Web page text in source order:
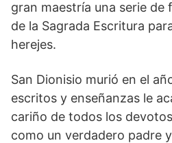
gran maestría una serie de
de la Sagrada Escritura
herejes.
San Dionisio murió en el
escritos y enseñanzas le
cariño de todos los
como un verdadero padre